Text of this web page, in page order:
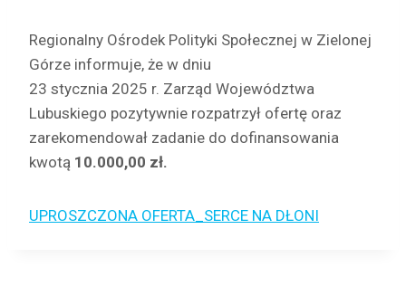
Regionalny Ośrodek Polityki Społecznej w Zielonej
Górze informuje, że w dniu
23 stycznia 2025 r. Zarząd Województwa
Lubuskiego pozytywnie rozpatrzył ofertę oraz
zarekomendował zadanie do dofinansowania
kwotą 10.000,00 zł.
UPROSZCZONA OFERTA_SERCE NA DŁONI